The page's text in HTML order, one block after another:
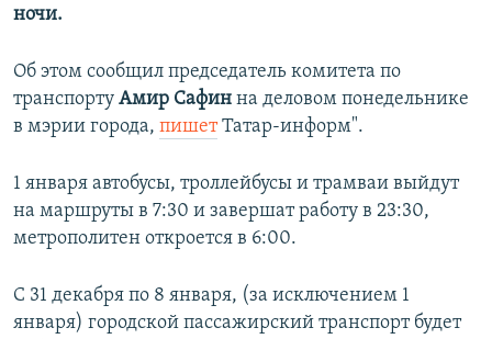
ночи.
Об этом сообщил председатель комитета по
транспорту Амир Сафин на деловом понедельнике
в мэрии города, пишетТатар-информ".
1 января автобусы, троллейбусы и трамваи выйдут
на маршруты в 7:30 и завершат работу в 23:30,
метрополитен откроется в 6:00.
С 31 декабря по 8 января, (за исключением 1
января) городской пассажирский транспорт будет